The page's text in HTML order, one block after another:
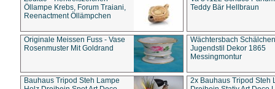
Öllampe Krebs, Forum Traiani,
Reenactment Öllämpchen
Teddy Bär Hellbraun
Originale Meissen Fuss - Vase
Rosenmuster Mit Goldrand
Wächtersbach Schälchen
Jugendstil Dekor 1865
Messingmontur
Bauhaus Tripod Steh Lampe
2x Bauhaus Tripod Steh